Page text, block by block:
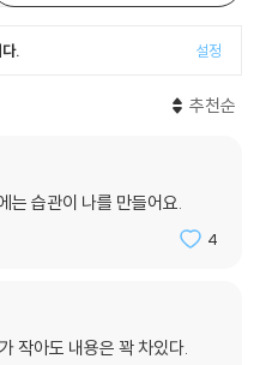
. 설정
추천순
는 습관이 나를 만들어요.
4
작아도 내용은 꽉 차있다.